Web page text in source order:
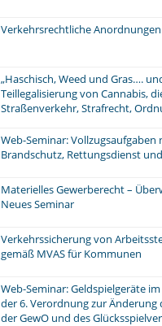
Verkehrsrechtliche
„Haschisch, Weed und Gras….
Teillegalisierung von Cannabis,
Straßenverkehr, Strafrecht,
Web-Seminar: Vollzugsaufgaben
Brandschutz, Rettungsdienst
Materielles Gewerberecht –
Neues Seminar
Verkehrssicherung von
gemäß MVAS für Kommunen
Web-Seminar: Geldspielgeräte
der 6. Verordnung zur Änderung
der GewO und des